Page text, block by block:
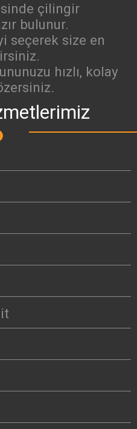
çilingir
bulunur.
seçerek size en
hızlı, kolay